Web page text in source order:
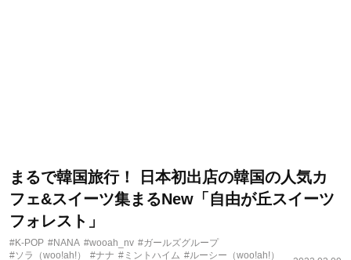
まるで韓国旅行！ 日本初出店の韓国の人気カ
フェ&スイーツ集まるNew「自由が丘スイーツ
フォレスト」
#K-POP #NANA #wooah_nv #ガールズグループ
#ソラ（woo!ah!）
#ナナ #ミントハイム #ルーシー（woo!ah!）